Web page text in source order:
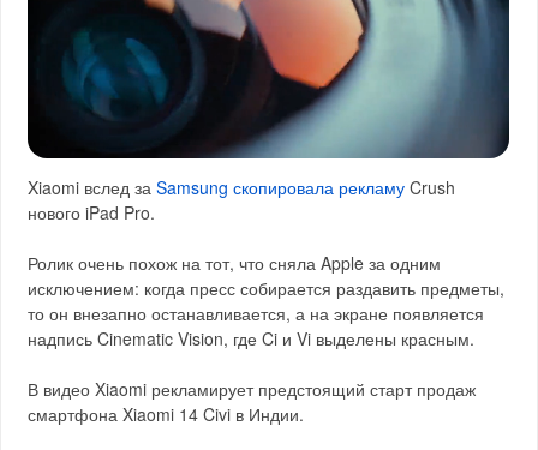
Xiaomi вслед заSamsung скопировала рекламу Crush
нового iPad Pro.
Ролик очень похож на тот, что сняла Apple за одним
исключением: когда пресс собирается раздавить предметы,
то он внезапно останавливается, а на экране появляется
надпись Cinematic Vision, где Ci и Vi выделены красным.
В видео Xiaomi рекламирует предстоящий старт продаж
смартфона Xiaomi 14 Civi в Индии.